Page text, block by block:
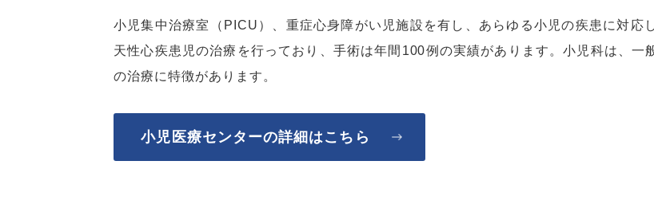
小児集中治療室（PICU）、重症心身障がい児施設を有し、あらゆる小児の疾患に対応
天性心疾患児の治療を行っており、手術は年間100例の実績があります。小児科は、一
の治療に特徴があります。
小児医療センターの詳細はこちら